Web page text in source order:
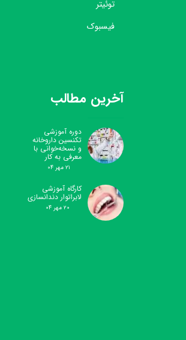
آخرین مطالب
دوره آموزشی
تکنسین داروخانه
و نسخه‌خوانی با
معرفی به کار
۲۱ مهر ۰۴
کارگاه آموزشی
لابراتوار دندانسازی
۲۰ مهر ۰۴
توئیتر
فیسبوک